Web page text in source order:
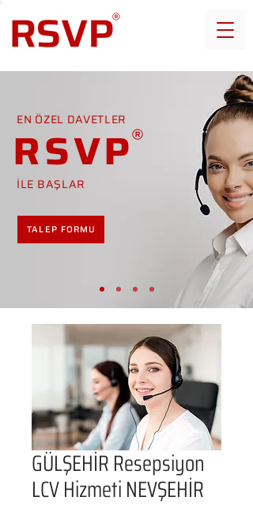
EN ÖZEL DAVETLER
RSVP
İLE BAŞLAR
TALEP FORMU
GÜLŞEHİR Resepsiyon
LCV Hizmeti NEVŞEHİR